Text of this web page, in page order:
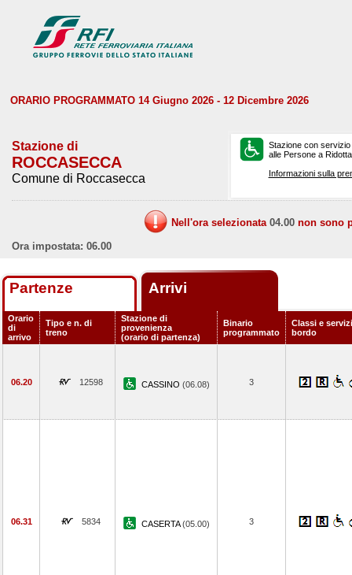
ORARIO PROGRAMMATO 14 Giugno 2026 - 12 Dicembre 2026
Stazione di
ROCCASECCA
Comune di Roccasecca
Stazione con
alle Persone a
Informazioni sulla
Nell'ora selezionata 04.00 non sono
Ora impostata: 06.00
Partenze Arrivi
Orario
di
arrivo
Tipo e n. di
treno
Stazione di
provenienza
(orario di partenza)
Binario
programmato
Classi e
bordo
06.20 12598 CASSINO (06.08) 3
06.31 5834 CASERTA(05.00) 3